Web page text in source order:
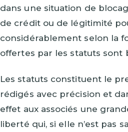
dans une situation de
de crédit ou de légitimité
considérablement selon la
offertes par les statuts sont
Les statuts constituent le
rédigés avec précision et
effet aux associés une
liberté qui, si elle n’est pas